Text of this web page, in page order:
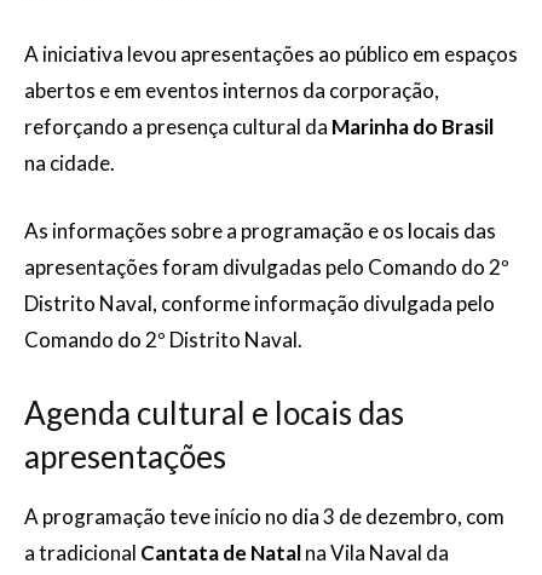
A iniciativa levou apresentações ao público em espaços
abertos e em eventos internos da corporação,
reforçando a presença cultural da Marinha do Brasil
na cidade.
As informações sobre a programação e os locais das
apresentações foram divulgadas pelo Comando do 2º
Distrito Naval, conforme informação divulgada pelo
Comando do 2º Distrito Naval.
Agenda cultural e locais das
apresentações
A programação teve início no dia 3 de dezembro, com
a tradicional Cantata de Natalna Vila Naval da